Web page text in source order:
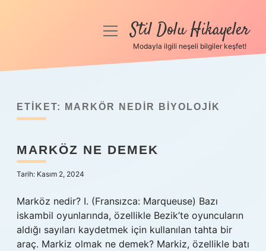
Anasayfa
Yasal Uyarı
Hakkımızda
menüyüStil Dolu Hikayeler
Modayla ilgili neşeli bilgiler keşfet!
ETIKET: MARKÖR NEDIR BIYOLOJIK
MARKÖZ NE DEMEK
Tarih: Kasım 2, 2024
Marköz nedir? I. (Fransızca: Marqueuse) Bazı
iskambil oyunlarında, özellikle Bezik’te oyuncuların
aldığı sayıları kaydetmek için kullanılan tahta bir
araç. Markiz olmak ne demek? Markiz, özellikle batı